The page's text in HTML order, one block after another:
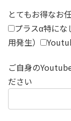
とてもお得なお
プラスα特にな
用発生）
ご自身の
ださい